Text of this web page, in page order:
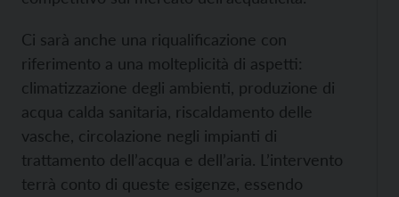
Ci sarà anche una riqualificazione con
riferimento a una molteplicità di aspetti:
climatizzazione degli ambienti, produzione di
acqua calda sanitaria, riscaldamento delle
vasche, circolazione negli impianti di
trattamento dell’acqua e dell’aria. L’intervento
terrà conto di queste esigenze, essendo